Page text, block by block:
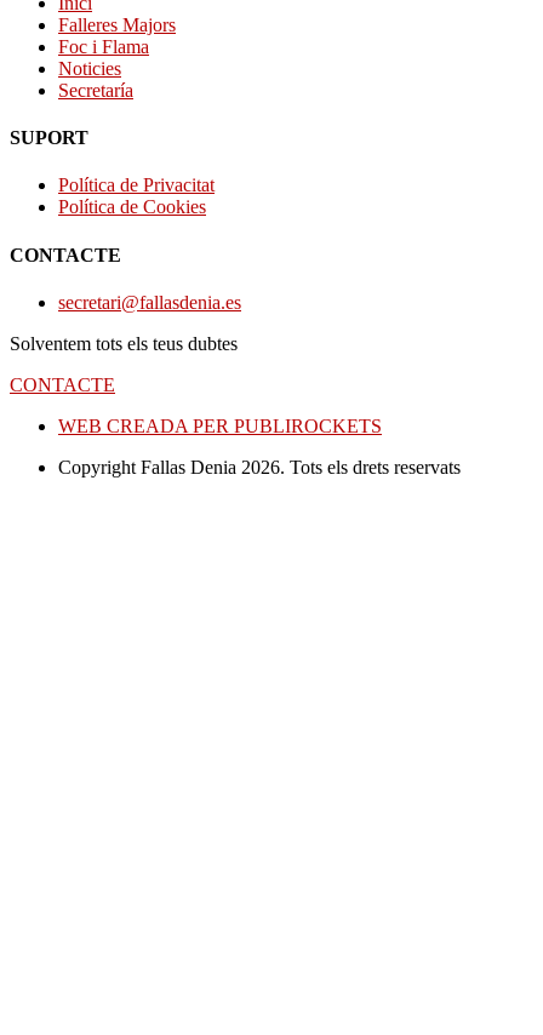
Falleres Majors
Foc i Flama
Noticies
Secretaría
SUPORT
Política de Privacitat
Política de Cookies
CONTACTE
secretari@fallasdenia.es
Solventem tots els teus dubtes
CONTACTE
WEB CREADA PER PUBLIROCKETS
Copyright Fallas Denia 2026. Tots els drets reservats